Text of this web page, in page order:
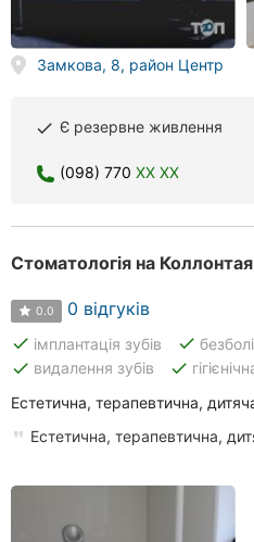
Замкова, 8, район Центр
done Є резервне живлення
(098) 770 XX XX
Стоматологія на Коллонтая
0.0 0 відгуків
done імплантація зубів done
done видалення зубів done
Естетична, терапевтична, дитяча
Естетична, терапевтична,